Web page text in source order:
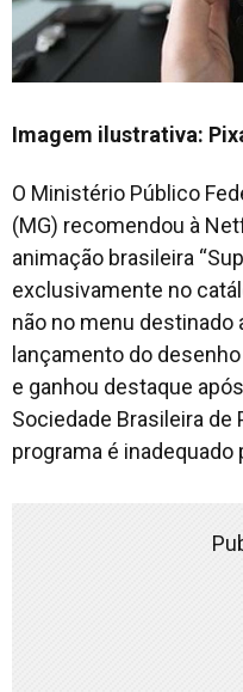
Imagem ilustrativa:
O Ministério Público
(MG) recomendou à
animação brasileira
exclusivamente no
não no menu destinado
lançamento do
e ganhou destaque
Sociedade Brasileira de
programa é inadequado